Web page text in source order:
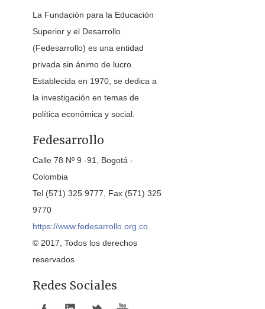
La Fundación para la Educación
Superior y el Desarrollo
(Fedesarrollo) es una entidad
privada sin ánimo de lucro.
Establecida en 1970, se dedica a
la investigación en temas de
política económica y social.
Fedesarrollo
Calle 78 Nº 9 -91, Bogotá -
Colombia
Tel (571) 325 9777, Fax (571) 325
9770
https://www.fedesarrollo.org.co
© 2017, Todos los derechos
reservados
Redes Sociales